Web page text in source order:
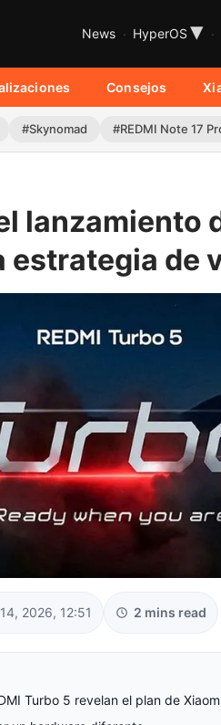
News HyperOS ▾
Consejos
#Skynomad #REDMI Note 17
lanzamiento
estrategia de
2026, 12:51 2 mins read
Turbo 5 revelan el plan de